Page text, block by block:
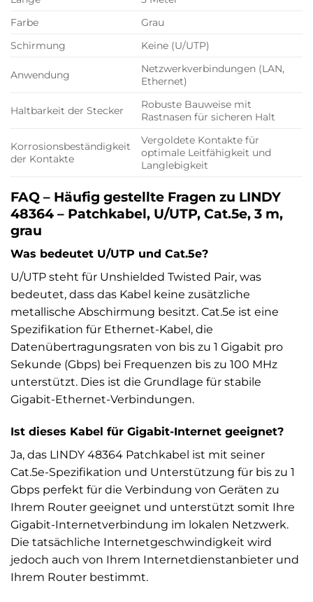
Farbe
Grau
Schirmung
Keine (U/UTP)
Anwendung
Netzwerkverbindungen (LAN,
Ethernet)
Haltbarkeit der Stecker
Robuste Bauweise mit
Rastnasen für sicheren Halt
Korrosionsbeständigkeit
der Kontakte
Vergoldete Kontakte für
optimale Leitfähigkeit und
Langlebigkeit
FAQ – Häufig gestellte Fragen zu LINDY
48364 – Patchkabel, U/UTP, Cat.5e, 3 m,
grau
Was bedeutet U/UTP und Cat.5e?
U/UTP steht für Unshielded Twisted Pair, was
bedeutet, dass das Kabel keine zusätzliche
metallische Abschirmung besitzt. Cat.5e ist eine
Spezifikation für Ethernet-Kabel, die
Datenübertragungsraten von bis zu 1 Gigabit pro
Sekunde (Gbps) bei Frequenzen bis zu 100 MHz
unterstützt. Dies ist die Grundlage für stabile
Gigabit-Ethernet-Verbindungen.
Ist dieses Kabel für Gigabit-Internet geeignet?
Ja, das LINDY 48364 Patchkabel ist mit seiner
Cat.5e-Spezifikation und Unterstützung für bis zu 1
Gbps perfekt für die Verbindung von Geräten zu
Ihrem Router geeignet und unterstützt somit Ihre
Gigabit-Internetverbindung im lokalen Netzwerk.
Die tatsächliche Internetgeschwindigkeit wird
jedoch auch von Ihrem Internetdienstanbieter und
Ihrem Router bestimmt.